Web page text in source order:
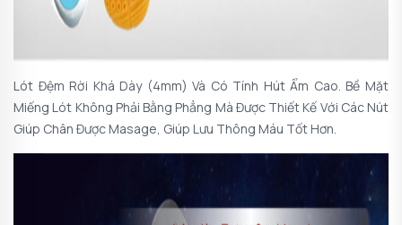
Lót Đệm Rời Khá Dày (4mm) Và Có Tính Hút Ẩm Cao. Bề Mặt
Miếng Lót Không Phải Bằng Phẳng Mà Được Thiết Kế Với Các Nút
Giúp Chân Được Masage, Giúp Lưu Thông Máu Tốt Hơn.